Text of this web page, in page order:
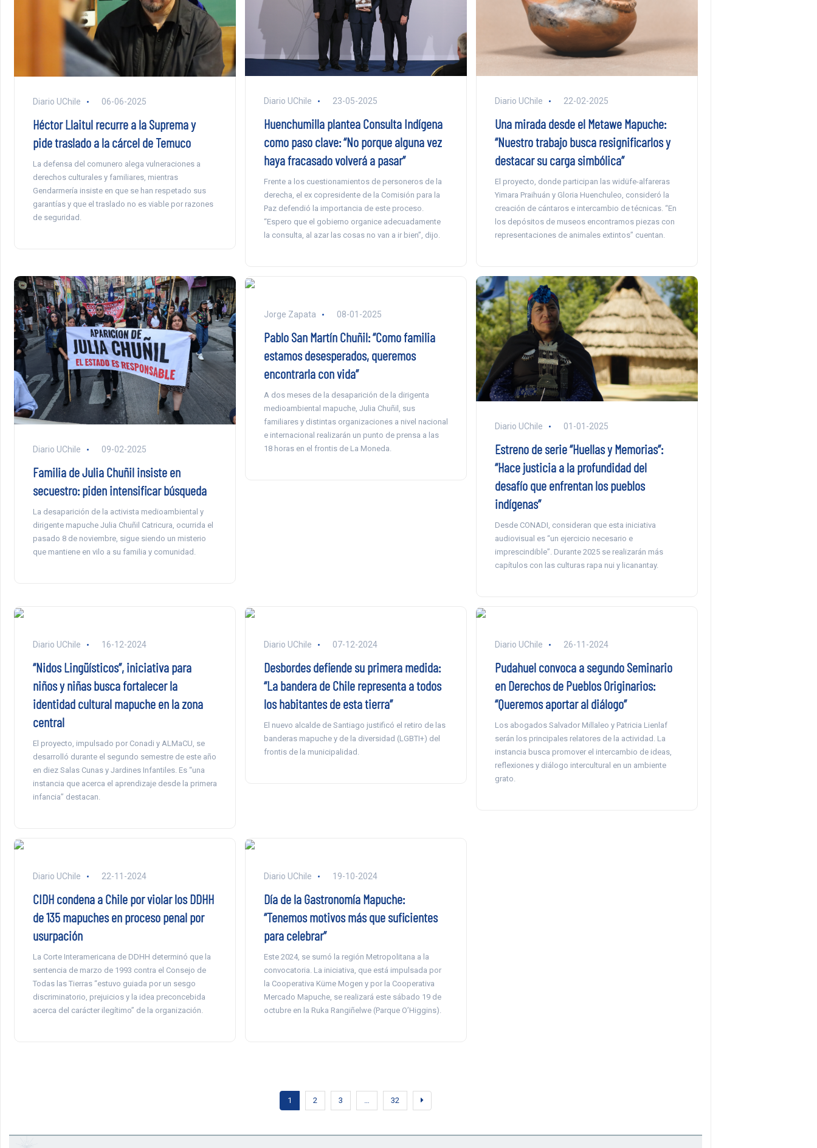
Diario UChile 06-06-2025
Héctor Llaitul recurre a la Suprema y
pide traslado a la cárcel de Temuco
La defensa del comunero alega vulneraciones a
derechos culturales y familiares, mientras
Gendarmería insiste en que se han respetado sus
garantías y que el traslado no es viable por razones
de seguridad.
Diario UChile 23-05-2025
Huenchumilla plantea Consulta Indígena
como paso clave: “No porque alguna vez
haya fracasado volverá a pasar”
Frente a los cuestionamientos de personeros de la
derecha, el ex copresidente de la Comisión para la
Paz defendió la importancia de este proceso.
“Espero que el gobierno organice adecuadamente
la consulta, al azar las cosas no van a ir bien”, dijo.
Diario UChile 22-02-2025
Una mirada desde el Metawe Mapuche:
“Nuestro trabajo busca resignificarlos y
destacar su carga simbólica”
El proyecto, donde participan las widüfe-alfareras
Yimara Praihuán y Gloria Huenchuleo, consideró la
creación de cántaros e intercambio de técnicas. “En
los depósitos de museos encontramos piezas con
representaciones de animales extintos” cuentan.
Diario UChile 09-02-2025
Familia de Julia Chuñil insiste en
secuestro: piden intensificar búsqueda
La desaparición de la activista medioambiental y
dirigente mapuche Julia Chuñil Catricura, ocurrida el
pasado 8 de noviembre, sigue siendo un misterio
que mantiene en vilo a su familia y comunidad.
Jorge Zapata 08-01-2025
Pablo San Martín Chuñil: “Como familia
estamos desesperados, queremos
encontrarla con vida”
A dos meses de la desaparición de la dirigenta
medioambiental mapuche, Julia Chuñil, sus
familiares y distintas organizaciones a nivel nacional
e internacional realizarán un punto de prensa a las
18 horas en el frontis de La Moneda.
Diario UChile 01-01-2025
Estreno de serie “Huellas y Memorias”:
“Hace justicia a la profundidad del
desafío que enfrentan los pueblos
indígenas”
Desde CONADI, consideran que esta iniciativa
audiovisual es “un ejercicio necesario e
imprescindible”. Durante 2025 se realizarán más
capítulos con las culturas rapa nui y licanantay.
Diario UChile 16-12-2024
“Nidos Lingüísticos”, iniciativa para
niños y niñas busca fortalecer la
identidad cultural mapuche en la zona
central
El proyecto, impulsado por Conadi y ALMaCU, se
desarrolló durante el segundo semestre de este año
en diez Salas Cunas y Jardines Infantiles. Es “una
instancia que acerca el aprendizaje desde la primera
infancia” destacan.
Diario UChile 07-12-2024
Desbordes defiende su primera medida:
“La bandera de Chile representa a todos
los habitantes de esta tierra”
El nuevo alcalde de Santiago justificó el retiro de las
banderas mapuche y de la diversidad (LGBTI+) del
frontis de la municipalidad.
Diario UChile 26-11-2024
Pudahuel convoca a segundo Seminario
en Derechos de Pueblos Originarios:
“Queremos aportar al diálogo”
Los abogados Salvador Millaleo y Patricia Lienlaf
serán los principales relatores de la actividad. La
instancia busca promover el intercambio de ideas,
reflexiones y diálogo intercultural en un ambiente
grato.
Diario UChile 22-11-2024
CIDH condena a Chile por violar los DDHH
de 135 mapuches en proceso penal por
usurpación
La Corte Interamericana de DDHH determinó que la
sentencia de marzo de 1993 contra el Consejo de
Todas las Tierras “estuvo guiada por un sesgo
discriminatorio, prejuicios y la idea preconcebida
acerca del carácter ilegítimo” de la organización.
Diario UChile 19-10-2024
Día de la Gastronomía Mapuche:
“Tenemos motivos más que suficientes
para celebrar”
Este 2024, se sumó la región Metropolitana a la
convocatoria. La iniciativa, que está impulsada por
la Cooperativa Küme Mogen y por la Cooperativa
Mercado Mapuche, se realizará este sábado 19 de
octubre en la Ruka Rangiñelwe (Parque O’Higgins).
1 2 3 32